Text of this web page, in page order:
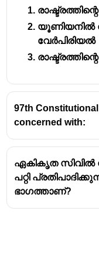
രാഷ്ട്രപതിക്ക്
സാധ്യത
യൂണിയനിൽ
വേർപിരിയൽ
97th
concerned with:
ഏകികൃത സിവിൽ
പറ്റി
ഭാഗത്താണ്?